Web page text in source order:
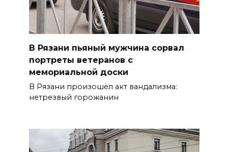
В Рязани пьяный мужчина сорвал
портреты ветеранов с
мемориальной доски
В Рязани произошёл акт вандализма:
нетрезвый горожанин